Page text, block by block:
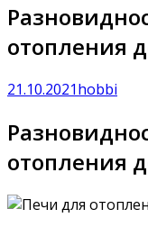
отопления
21.10.2021hobbi
отопления